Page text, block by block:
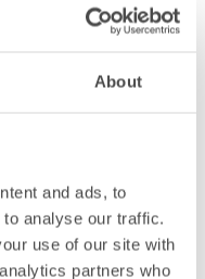
About
and ads, to
analyse our traffic.
use of our site with
partners who
inte att vi inte
en annan
kan behöva
När det gäller
i fokus. Det skulle
snarare än ett
bruksvärdesystemet